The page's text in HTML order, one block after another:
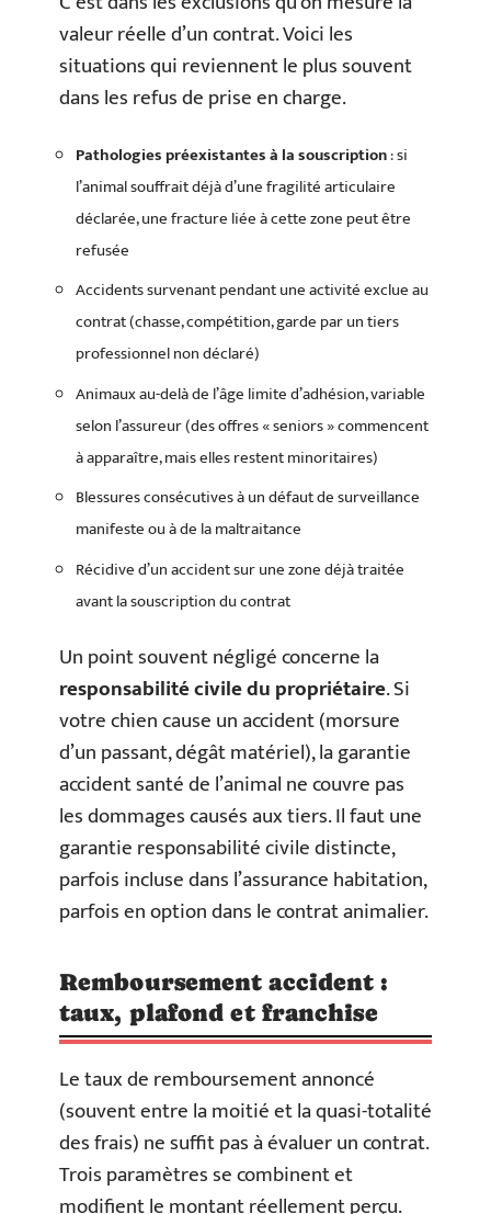
valeur réelle d’un contrat. Voici les
situations qui reviennent le plus souvent
dans les refus de prise en charge.
Pathologies préexistantes à la souscription: si
l’animal souffrait déjà d’une fragilité articulaire
déclarée, une fracture liée à cette zone peut être
refusée
Accidents survenant pendant une activité exclue au
contrat (chasse, compétition, garde par un tiers
professionnel non déclaré)
Animaux au-delà de l’âge limite d’adhésion, variable
selon l’assureur (des offres « seniors » commencent
à apparaître, mais elles restent minoritaires)
Blessures consécutives à un défaut de surveillance
manifeste ou à de la maltraitance
Récidive d’un accident sur une zone déjà traitée
avant la souscription du contrat
Un point souvent négligé concerne la
responsabilité civile du propriétaire. Si
votre chien cause un accident (morsure
d’un passant, dégât matériel), la garantie
accident santé de l’animal ne couvre pas
les dommages causés aux tiers. Il faut une
garantie responsabilité civile distincte,
parfois incluse dans l’assurance habitation,
parfois en option dans le contrat animalier.
Remboursement accident :
taux, plafond et franchise
Le taux de remboursement annoncé
(souvent entre la moitié et la quasi-totalité
des frais) ne suffit pas à évaluer un contrat.
Trois paramètres se combinent et